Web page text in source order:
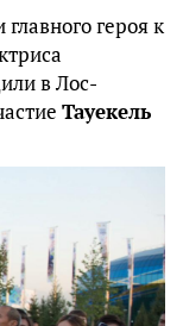
героя к
в Лос-
Тауекель